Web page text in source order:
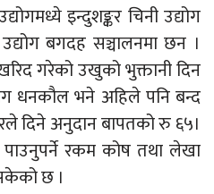
इन्दुशङ्कर चिनी उद्योग
बगदह सञ्चालनमा छन ।
गरेको उखुको भुक्तानी दिन
धनकौल भने अहिले पनि बन्द
दिने अनुदान बापतको रु ६५।
रकम कोष तथा लेखा
छ ।